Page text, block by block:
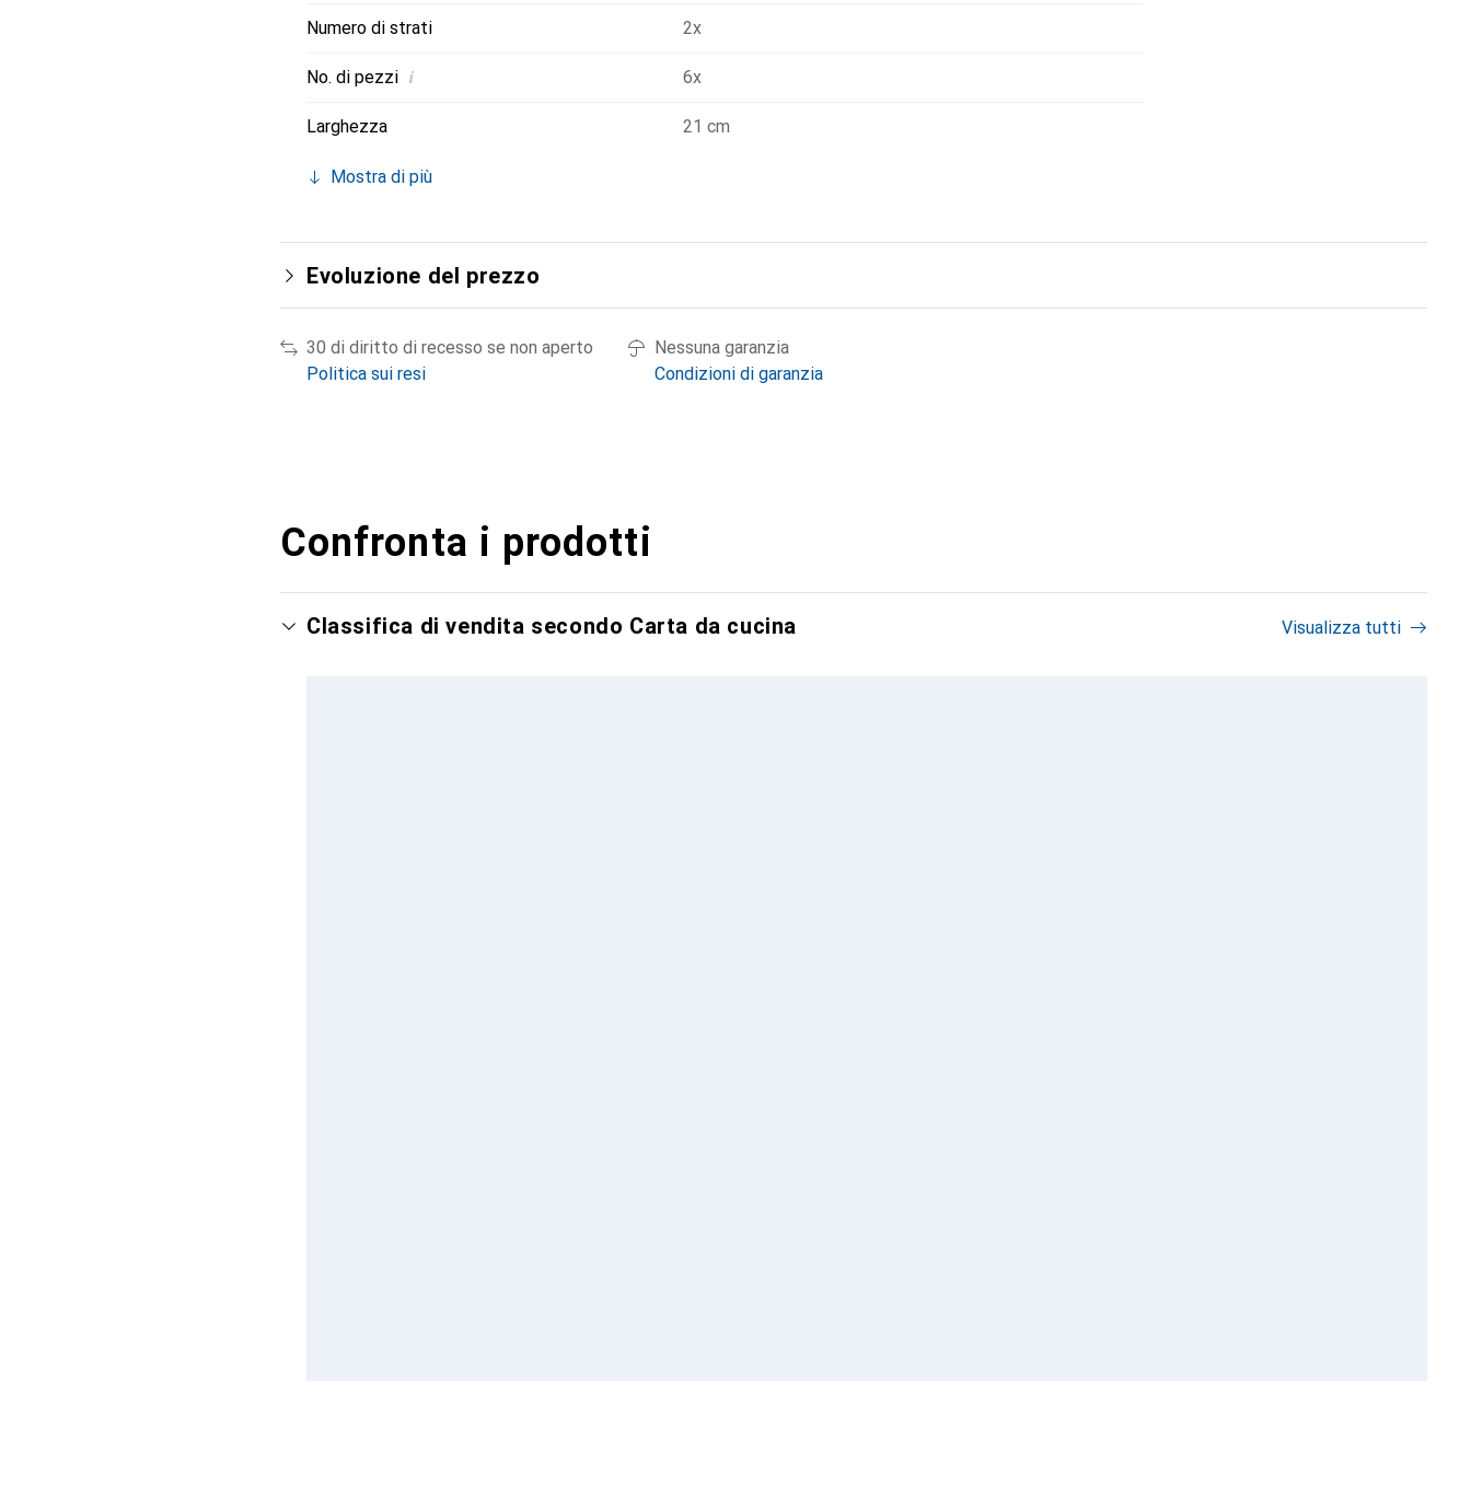
Numero di strati 2x
No. di pezzi i 6x
Larghezza 21 cm
Mostra di più
Evoluzione del prezzo
30 di diritto di recesso se non aperto
Politica sui resi
Nessuna garanzia
Condizioni di garanzia
Confronta i prodotti
Classifica di vendita secondo Carta da cucina Visualizza tutti